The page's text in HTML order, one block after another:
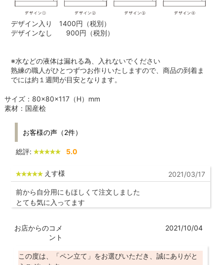
デザイン入り 1400円（税別）
デザインなし 900円（税別）
※水などの液体は漏れる為、入れないでください
熟練の職人がひとつずつお作りいたしますので、商品の到着ま
でには約１週間が目安となります。
サイズ：80×80×117（H）mm
素材：国産桧
お客様の声（2件）
総評: 5.0
えす様 2021/03/17
前から自分用にもほしくて注文しました
とても気に入ってます
お店からのコメ
ント
2021/10/04
この度は、「ペン立て」をお選びいただき、誠にありがと